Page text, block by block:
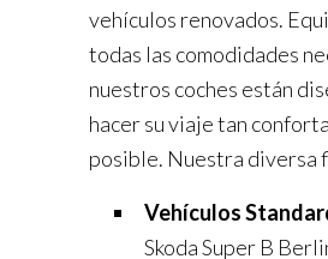
vehículos renovados.
todas las comodidades
nuestros coches están
hacer su viaje tan
posible. Nuestra diversa
Vehículos
Skoda Super B